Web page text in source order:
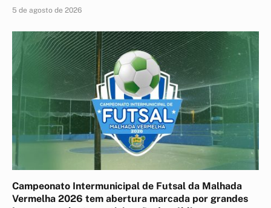
5 de agosto de 2026
Campeonato Intermunicipal de Futsal da Malhada
Vermelha 2026 tem abertura marcada por grandes